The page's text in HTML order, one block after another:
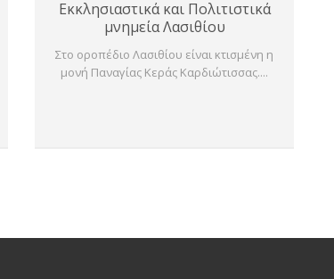
Εκκλησιαστικά και Πολιτιστικά
μνημεία Λασιθίου
Στο οροπέδιο Λασιθίου είναι κτισμένη η
μονή Παναγίας Κεράς Καρδιώτισσας....